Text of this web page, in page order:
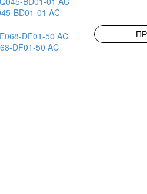
BD01-01 AC
DF01-50 AC